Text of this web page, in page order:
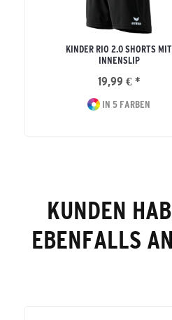
KINDER RIO 2.0 SHORTS MIT
INNENSLIP
19,99 € *
IN 5 FARBEN
KUNDEN
EBENFALLS